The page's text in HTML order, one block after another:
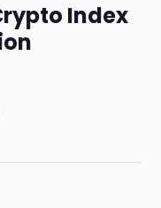
Index